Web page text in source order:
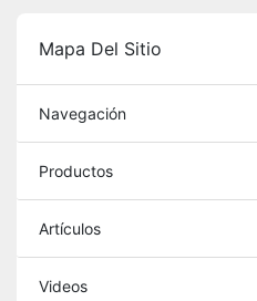
Mapa Del Sitio
Navegación
Productos
Artículos
Videos